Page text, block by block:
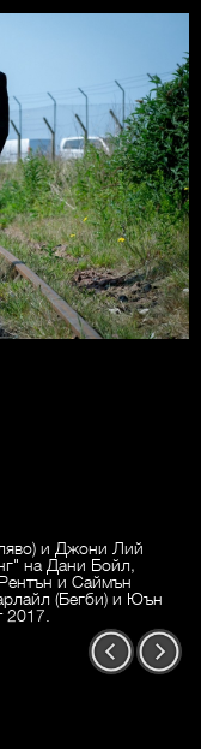
и Джони Лий
на Дани Бойл,
и Саймън
(Бегби) и Юън
2017.